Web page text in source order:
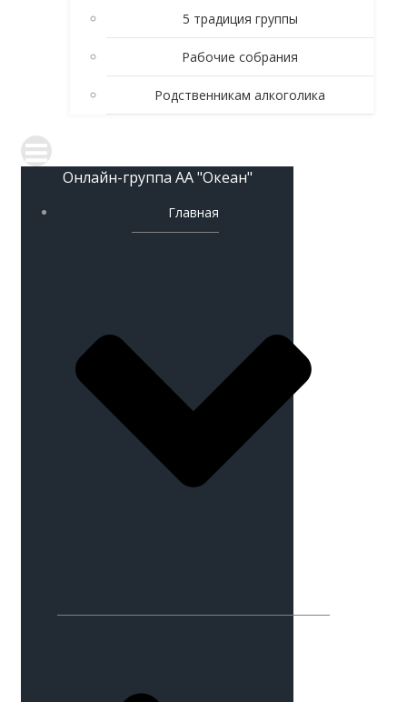
5 традиция группы
Рабочие собрания
Родственникам алкоголика
Онлайн-группа АА "Океан"
Главная